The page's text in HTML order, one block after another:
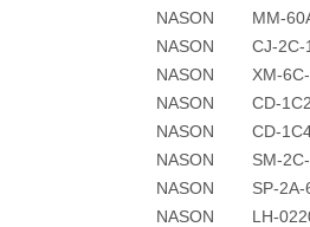
NASON MM-
NASON CJ-2C-
NASON XM-6C-
NASON CD-
NASON CD-
NASON SM-2C-
NASON SP-2A-
NASON LH-